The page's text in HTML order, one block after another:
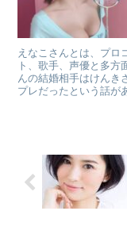
えなこさんとは、プロ
ト、歌手、声優と多方
んの結婚相手はけんき
プレだったという話が